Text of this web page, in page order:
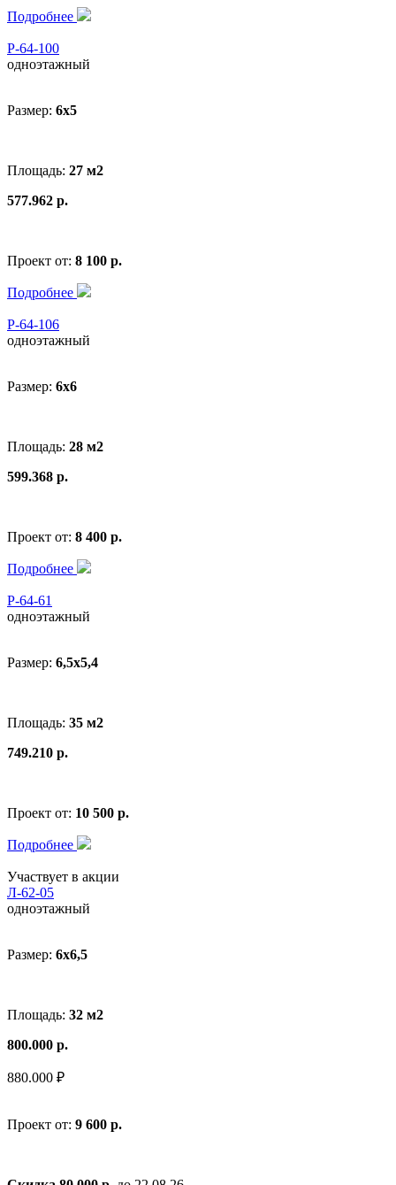
Подробнее
Р-64-100
одноэтажный
Размер: 6x5
Площадь: 27 м2
577.962 р.
Проект от: 8 100 р.
Подробнее
Р-64-106
одноэтажный
Размер: 6x6
Площадь: 28 м2
599.368 р.
Проект от: 8 400 р.
Подробнее
Р-64-61
одноэтажный
Размер: 6,5х5,4
Площадь: 35 м2
749.210 р.
Проект от: 10 500 р.
Подробнее
Участвует в акции
Л-62-05
одноэтажный
Размер: 6x6,5
Площадь: 32 м2
800.000 р.
880.000 ₽
Проект от: 9 600 р.